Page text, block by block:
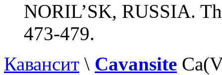
NORIL’SK, RUSSIA.
473-479.
Кавансит \ Cavansite